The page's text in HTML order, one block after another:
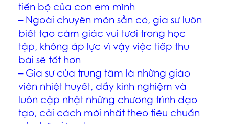
tiến bộ của con em mình
– Ngoài chuyên môn sẵn có, gia sư luôn
biết tạo cảm giác vui tươi trong học
tập, không áp lực vì vậy việc tiếp thu
bài sẽ tốt hơn
– Gia sư của trung tâm là những giáo
viên nhiệt huyết, đầy kinh nghiệm và
luôn cập nhật những chương trình đạo
tạo, cải cách mới nhất theo tiêu chuẩn